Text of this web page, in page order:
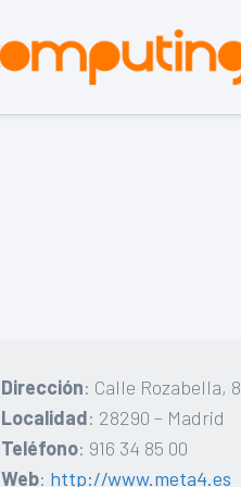
Dirección: Calle Rozabella, 8
Localidad: 28290 – Madrid
Teléfono: 916 34 85 00
Web: http://www.meta4.es